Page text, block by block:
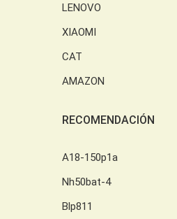
LENOVO
XIAOMI
CAT
AMAZON
RECOMENDACIÓN
A18-150p1a
Nh50bat-4
Blp811